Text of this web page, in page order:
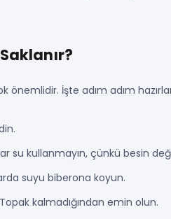
önemlidir. İşte adım adım
su kullanmayın, çünkü besin
suyu biberona koyun.
kalmadığından emin olun.